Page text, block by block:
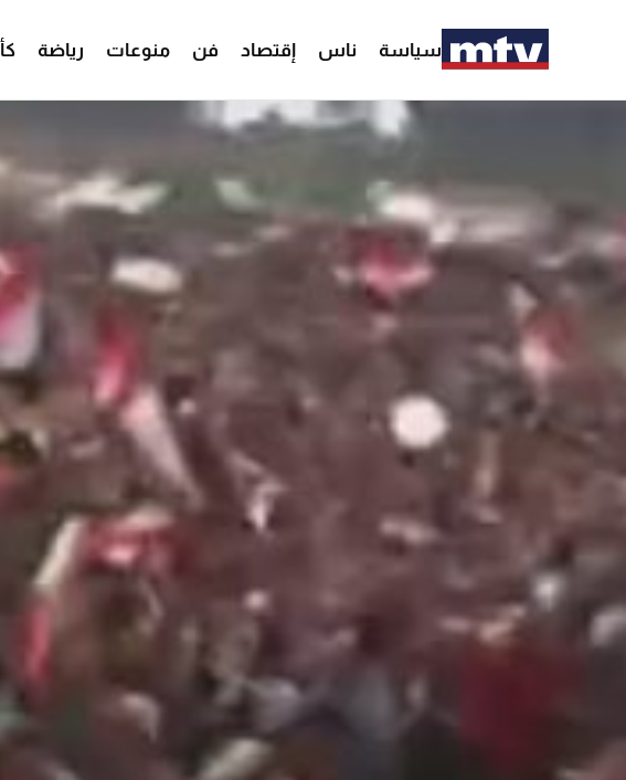
سياسة ناس إقتصاد فن منوعات رياضة